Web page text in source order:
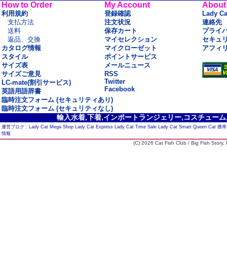
How to Order
利用規約
支払方法
送料
返品、交換
カタログ情報
スタイル
サイズ表
サイズご意見
LC-mate(割引サービス)
英語用語辞書
My Account
登録確認
注文状況
保存カート
マイセレクション
マイクローゼット
ポイントサービス
メールニュース
RSS
Twitter
Facebook
About
Lady
連絡先
プライ
セキュ
アフィ
臨時注文フォーム (セキュリティあり)
臨時注文フォーム (セキュリティなし)
輸入水着,下着,インポートランジェリー,コスチュー
運営ブログ : Lady Cat Mega Shop Lady Cat Express Lady Cat Time Sale Lady Cat Smart Queen Cat 携
情報
(C) 2026 Cat Fish Club / Big Fish Story,